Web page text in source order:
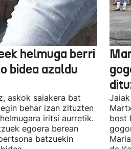
helmuga berri
bidea azaldu
askok saiakera bat
behar izan zituzten
iritsi aurretik.
egoera berean
batzuekin
bost